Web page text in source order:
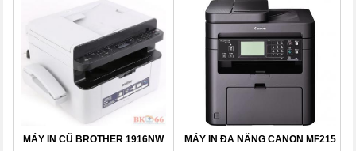
MÁY IN CŨ BROTHER 1916NW MÁY IN ĐA NĂNG CANON MF215